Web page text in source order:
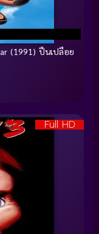
(1991) ปืนเปลือย
Full HD